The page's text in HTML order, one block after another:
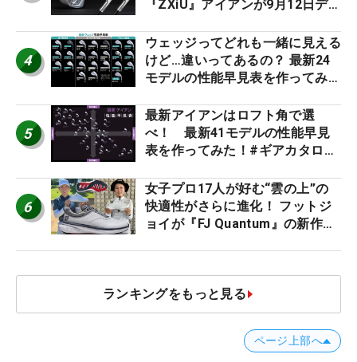
『ZXiU』アイアンが9月12日デ
4
ウェッジってどれも一緒に見える
けど…違いってあるの？ 最新24
モデルの性能早見表を作ってみ
5
最新アイアンはロフト角で選
べ！ 最新41モデルの性能早見
表を作ってみた！#ギアカタログ
6
女子プロ17人が好む“雲の上”の
快適性がさらに進化！ フットジ
ョイが『FJ Quantum』の新作を
ランキングをもっと見る
ページ上部へ